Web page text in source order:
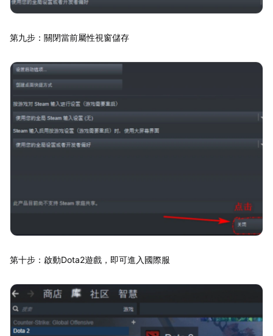
第九步：關閉當前屬性視窗儲存
第十步：啟動Dota2遊戲，即可進入國際服